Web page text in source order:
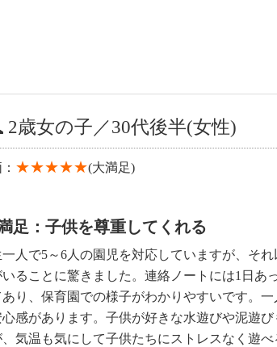
2歳女の子／30代後半(女性)
★★★★★(大満足)
足：子供を尊重してくれる
一人で5～6人の園児を対応していますが、そ
ることに驚きました。連絡ノートには1日あ
あり、保育園での様子がわかりやすいです。
心感があります。子供が好きな水遊びや泥遊
気温も気にして子供たちにストレスなく遊べ